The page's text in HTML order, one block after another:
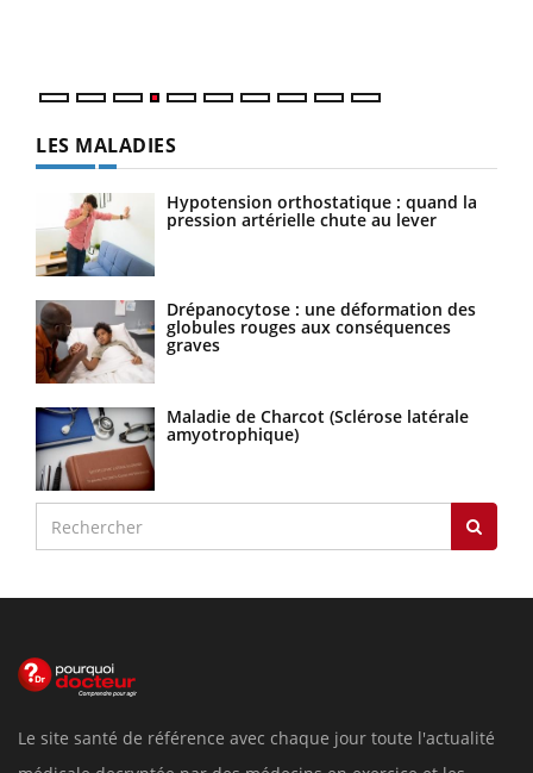
LES MALADIES
Hypotension orthostatique : quand la
pression artérielle chute au lever
Drépanocytose : une déformation des
globules rouges aux conséquences
graves
Maladie de Charcot (Sclérose latérale
amyotrophique)
Le site santé de référence avec chaque jour toute l'actualité